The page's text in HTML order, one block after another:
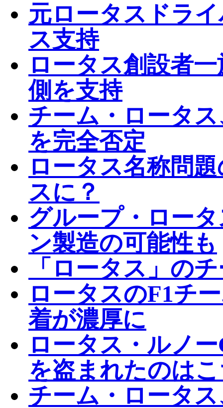
元ロータスドラ
ス支持
ロータス創設者
側を支持
チーム・ロータ
を完全否定
ロータス名称問
スに？
グループ・ロー
ン製造の可能性も
「ロータス」の
ロータスのF1チ
着が濃厚に
ロータス・ルノ
を盗まれたのは
チーム・ロータ